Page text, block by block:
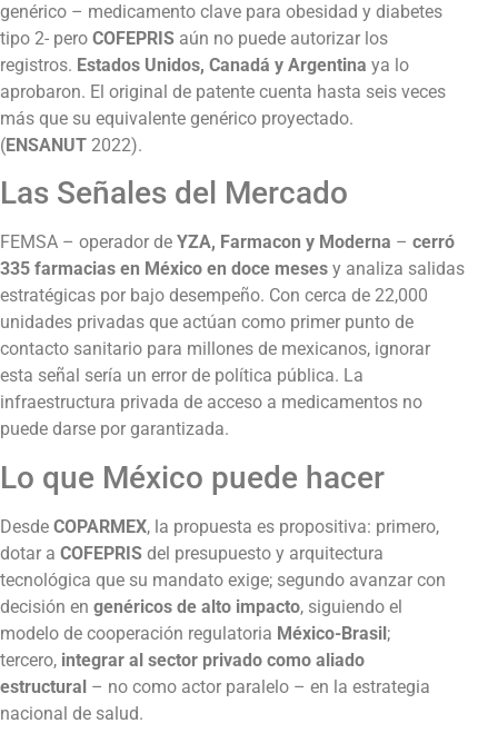
genérico – medicamento clave para obesidad y diabetes
tipo 2- pero COFEPRIS aún no puede autorizar los
registros. Estados Unidos, Canadá y Argentina ya lo
aprobaron. El original de patente cuenta hasta seis veces
más que su equivalente genérico proyectado.
(ENSANUT 2022).
Las Señales del Mercado
FEMSA – operador de YZA, Farmacon y Moderna – cerró
335 farmacias en México en doce meses y analiza salidas
estratégicas por bajo desempeño. Con cerca de 22,000
unidades privadas que actúan como primer punto de
contacto sanitario para millones de mexicanos, ignorar
esta señal sería un error de política pública. La
infraestructura privada de acceso a medicamentos no
puede darse por garantizada.
Lo que México puede hacer
Desde COPARMEX, la propuesta es propositiva: primero,
dotar a COFEPRIS del presupuesto y arquitectura
tecnológica que su mandato exige; segundo avanzar con
decisión en genéricos de alto impacto, siguiendo el
modelo de cooperación regulatoria México-Brasil;
tercero, integrar al sector privado como aliado
estructural – no como actor paralelo – en la estrategia
nacional de salud.